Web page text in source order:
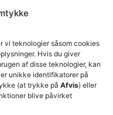
vi teknologier såsom cookies
Hvis du giver
af disse teknologier, kan
unikke identifikatorer på
(at trykke på Afvis) eller
blive påvirket
for at
sikre
klubbens
fremtid
15. juli 2026